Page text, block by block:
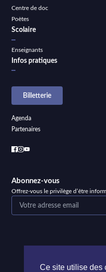
Centre de doc
Poètes
Scolaire
Enseignants
Infos pratiques
Billetterie
Agenda
Partenaires
Abonnez-vous
Offrez-vous le privilège d’être
Ce site utilise des